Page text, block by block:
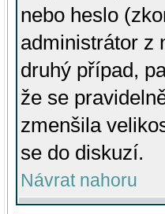
nebo heslo
administrátor z
druhý případ,
že se
zmenšila
se do diskuzí.
Návrat nahoru